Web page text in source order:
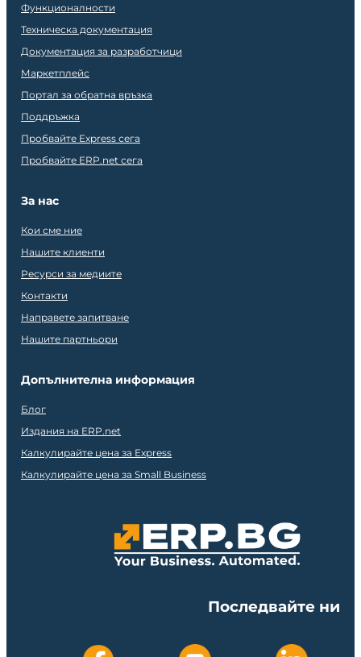
Функционалности
Техническа документация
Документация за разработчици
Маркетплейс
Портал за обратна връзка
Поддръжка
Пробвайте Express сега
Пробвайте ERP.net сега
За нас
Кои сме ние
Нашите клиенти
Ресурси за медиите
Контакти
Направете запитване
Нашите партньори
Допълнителна информация
Блог
Издания на ERP.net
Калкулирайте цена за Express
Калкулирайте цена за Small Business
Последвайте ни